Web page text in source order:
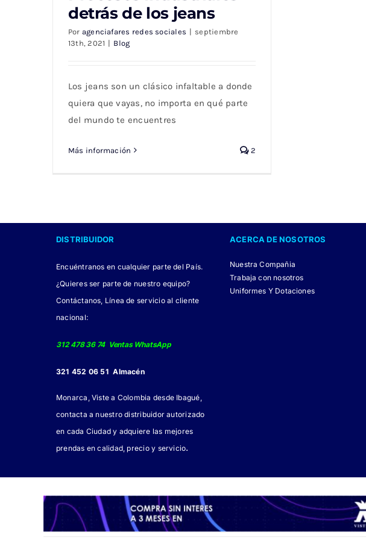
Procesos industriales detrás de los jeans
detrás de los jeans
Por agenciafares redes sociales | septiembre
13th, 2021 | Blog
Los jeans son un clásico infaltable a donde
quiera que vayas, no importa en qué parte
del mundo te encuentres
Más información 2
DISTRIBUIDOR
Encuéntranos en cualquier parte del País.
¿Quieres ser parte de nuestro equipo?
Contáctanos, Línea de servicio al cliente
nacional:
312 478 36 74 Ventas WhatsApp
321 452 06 51 Almacén
Monarca, Viste a Colombia desde Ibagué,
contacta a nuestro distribuidor autorizado
en cada Ciudad y adquiere las mejores
prendas en calidad, precio y servicio.
ACERCA DE NOSOTROS
Nuestra Compañia
Trabaja con nosotros
Uniformes Y Dotaciones